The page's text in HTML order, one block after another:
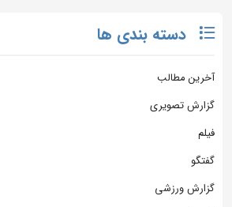
دسته بندی ها
آخرین مطالب
گزارش تصویری
فیلم
گفتگو
گزارش ورزشی